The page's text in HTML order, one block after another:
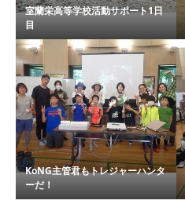
室蘭栄高等学校活動サポート1日
目
KoNG主管君もトレジャーハンタ
ーだ！